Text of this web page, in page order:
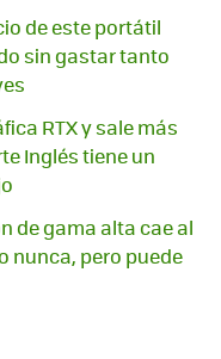
de este portátil
sin gastar tanto
RTX y sale más
Inglés tiene un
de gama alta cae al
nunca, pero puede